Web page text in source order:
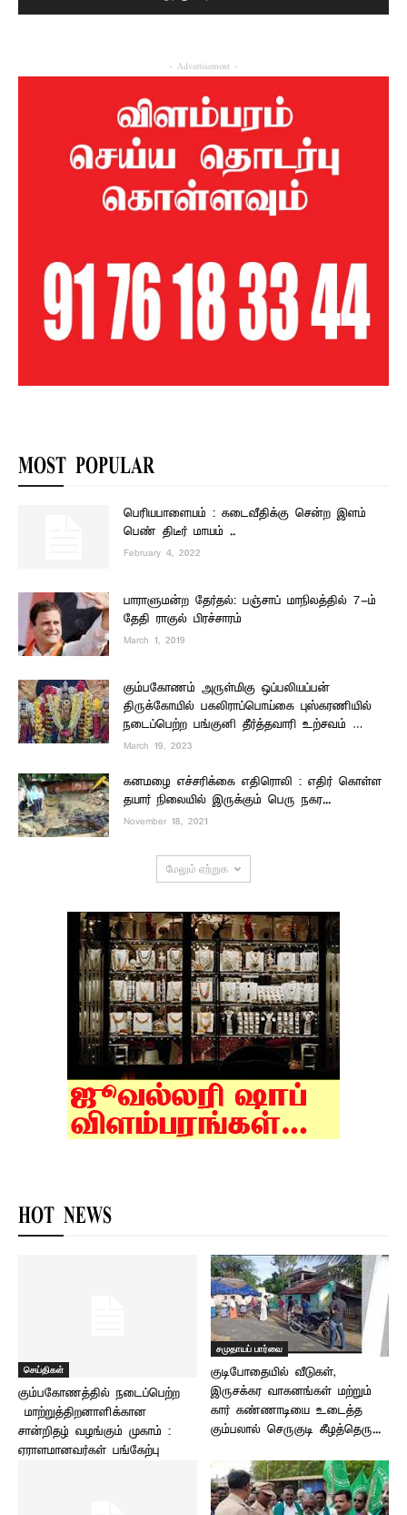
- Advertisement -
MOST POPULAR
பெரியபாளையம் : கடைவீதிக்கு சென்ற இளம்
பெண் திடீர் மாயம் ..
February 4, 2022
பாராளுமன்ற தேர்தல்: பஞ்சாப் மாநிலத்தில் 7-ம்
தேதி ராகுல் பிரச்சாரம்
March 1, 2019
கும்பகோணம் அருள்மிகு ஒப்பலியப்பன்
திருக்கோயில் பகலிராப்பொய்கை புஸ்கரணியில்
நடைப்பெற்ற பங்குனி தீர்த்தவாரி உற்சவம் …
March 19, 2023
கனமழை எச்சரிக்கை எதிரொலி : எதிர் கொள்ள
தயார் நிலையில் இருக்கும் பெரு நகர...
November 18, 2021
மேலும் ஏற்றுக
HOT NEWS
செய்திகள்
கும்பகோணத்தில் நடைப்பெற்ற
மாற்றுத்திறனாளிக்கான
சான்றிதழ் வழங்கும் முகாம் :
ஏராளமானவர்கள் பங்கேற்பு
சமுதாயப் பார்வை
குடிபோதையில் வீடுகள்,
இருசக்கர வாகனங்கள் மற்றும்
கார் கண்ணாடியை உடைத்த
கும்பலால் செருகுடி கீழத்தெரு...